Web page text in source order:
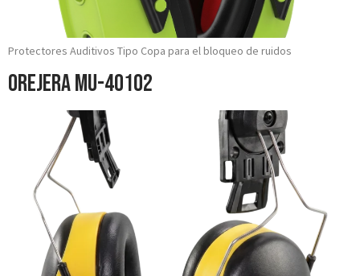
Protectores Auditivos Tipo Copa para el bloqueo de ruidos
Orejera MU-40102